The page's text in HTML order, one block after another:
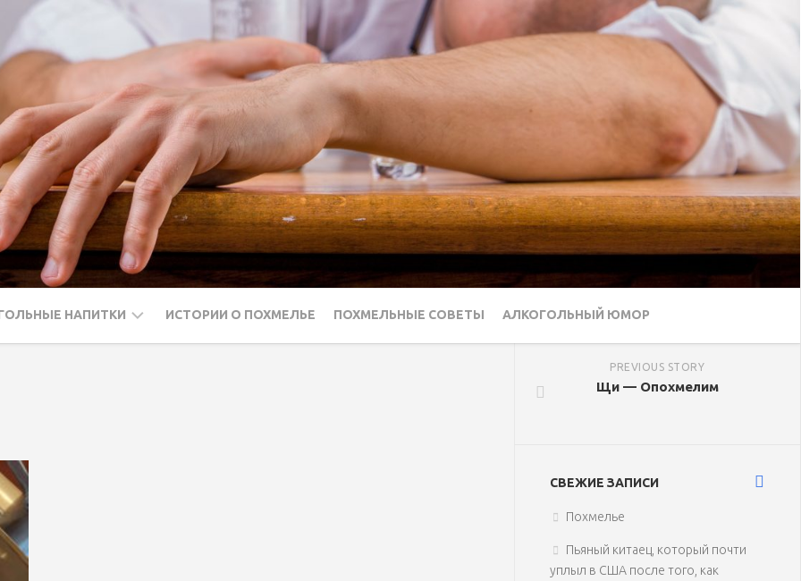
НАПИТКИ ИСТОРИИ О ПОХМЕЛЬЕ ПОХМЕЛЬНЫЕ СОВЕТЫ АЛКОГОЛЬНЫЙ ЮМОР
PREVIOUS STORY
Щи — Опохмелим
СВЕЖИЕ ЗАПИСИ
Похмелье
Пьяный китаец, который почти
уплыл в США после того, как